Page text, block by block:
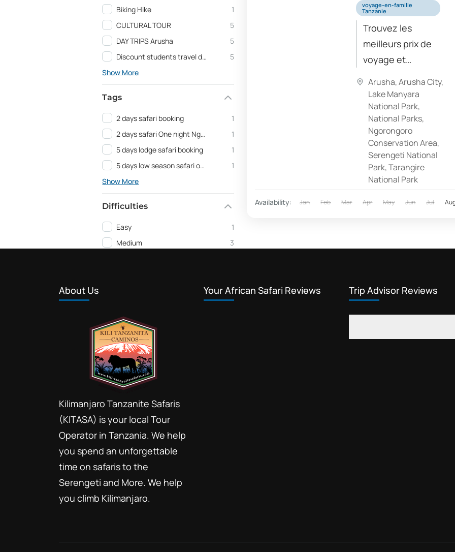
Biking Hike
1
CULTURAL TOUR
5
DAY TRIPS Arusha
5
Discount students travel deals and Education programs
5
Show More
Tags
2 days safari booking
1
2 days safari One night Ngorongoro
1
5 days lodge safari booking
1
5 days low season safari offer
1
Show More
Difficulties
Easy
1
Medium
3
voyage-en-famille
Tanzanie
Trouvez les
meilleurs prix de
voyage et
safari avec un
guide
francophone avec
ce guide facile
montrant la faune
des grands 5
dans...
Arusha,Arusha City,
Lake Manyara
National Park,
National Parks,
Ngorongoro
Conservation Area,
Serengeti National
Park,Tarangire
National Park
Availability: Jan Feb Mar Apr May Jun Jul
About Us
Kilimanjaro Tanzanite Safaris
(KITASA) is your local Tour
Operator in Tanzania. We help
you spend an unforgettable
time on safaris to the
Serengeti and More. We help
you climb Kilimanjaro.
Your African Safari Reviews Trip Advisor Reviews